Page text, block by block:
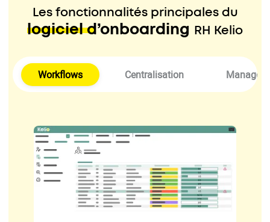
Les fonctionnalités principales du
logiciel d’onboarding RH Kelio
Workflows Centralisation